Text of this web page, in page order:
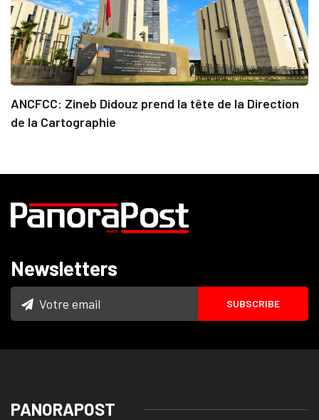
ANCFCC: Zineb Didouz prend la tête de la Direction
de la Cartographie
Newsletters
PANORAPOST